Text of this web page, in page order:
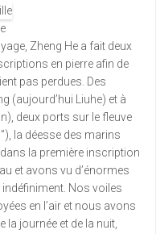
Zheng He a fait deux
en pierre afin de
pas perdues. Des
(aujourd’hui Liuhe) et à
deux ports sur le fleuve
la déesse des marins
la première inscription
et avons vu d’énormes
indéfiniment. Nos voiles
en l’air et nous avons
la journée et de la nuit,